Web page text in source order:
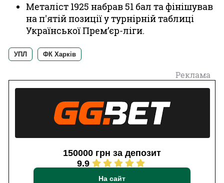
Металіст 1925 набрав 51 бал та фінішував
на п'ятій позиції у турнірній таблиці
Української Прем’єр-ліги.
УПЛ ФК Харків
Реклама
150000 грн за депозит
9.9
На сайт